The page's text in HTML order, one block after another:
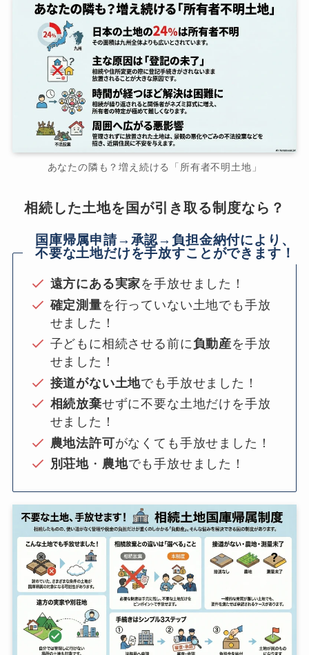
あなたの隣も？増え続ける「所有者不明土地」
相続した土地を国が引き取る制度なら？
国庫帰属申請→承認→負担金納付により、
不要な土地だけを手放すことができます！
遠方にある実家を手放せました！
確定測量を行っていない土地でも手放
せました！
子どもに相続させる前に負動産を手放
せました！
接道がない土地でも手放せました！
相続放棄せずに不要な土地だけを手放
せました！
農地法許可がなくても手放せました！
別荘地 ・ 農地でも手放せました！